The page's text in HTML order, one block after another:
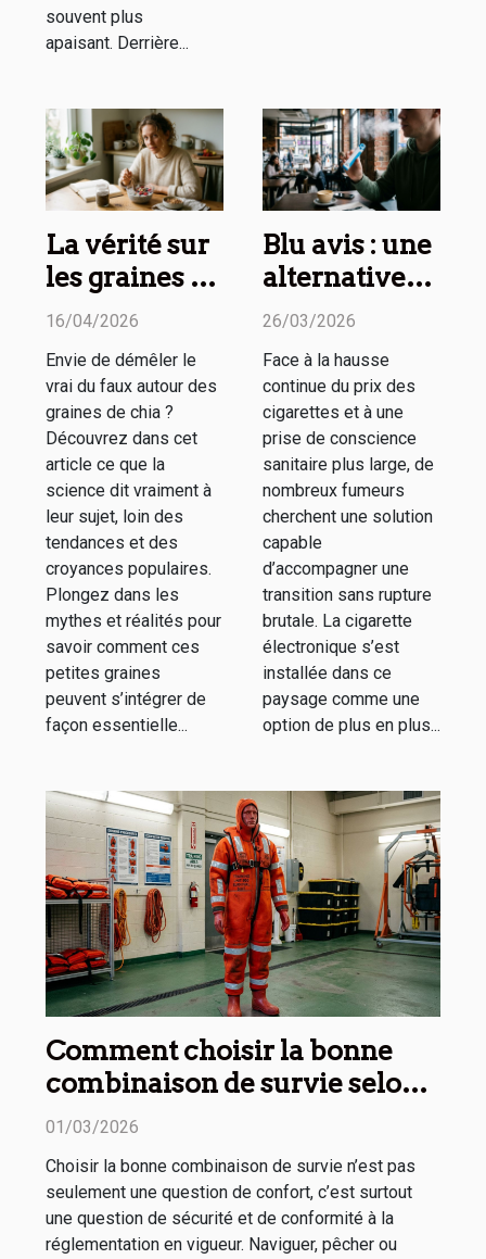
souvent plus
apaisant. Derrière...
La vérité sur
les graines de
chia : mythes
16/04/2026
Envie de démêler le
vrai du faux autour des
graines de chia ?
Découvrez dans cet
article ce que la
science dit vraiment à
leur sujet, loin des
tendances et des
croyances populaires.
Plongez dans les
mythes et réalités pour
savoir comment ces
petites graines
peuvent s’intégrer de
façon essentielle...
Blu avis : une
alternative
crédible au
classique ?
26/03/2026
Face à la hausse
continue du prix des
cigarettes et à une
prise de conscience
sanitaire plus large, de
nombreux fumeurs
cherchent une solution
capable
d’accompagner une
transition sans rupture
brutale. La cigarette
électronique s’est
installée dans ce
paysage comme une
option de plus en plus...
Comment choisir la bonne
combinaison de survie selon
la réglementation ?
01/03/2026
Choisir la bonne combinaison de survie n’est pas
seulement une question de confort, c’est surtout
une question de sécurité et de conformité à la
réglementation en vigueur. Naviguer, pêcher ou